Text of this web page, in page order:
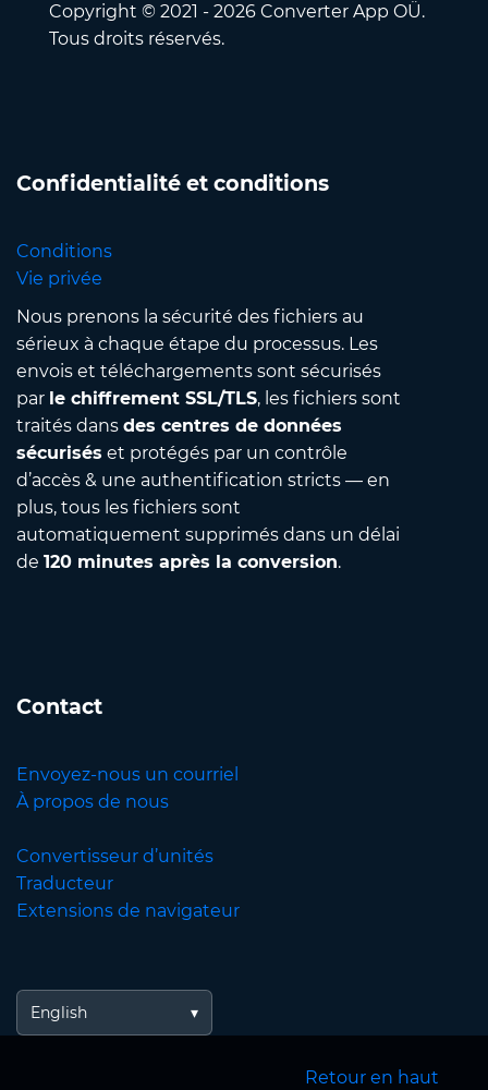
Copyright © 2021 - 2026 Converter App OÜ.
Tous droits réservés.
Confidentialité et conditions
Conditions
Vie privée
Nous prenons la sécurité des fichiers au
sérieux à chaque étape du processus. Les
envois et téléchargements sont sécurisés
par le chiffrement SSL/TLS, les fichiers sont
traités dans des centres de données
sécurisés et protégés par un contrôle
d’accès & une authentification stricts — en
plus, tous les fichiers sont
automatiquement supprimés dans un délai
de 120 minutes après la conversion.
Contact
Envoyez-nous un courriel
À propos de nous
Convertisseur d’unités
Traducteur
Extensions de navigateur
English
Retour en haut